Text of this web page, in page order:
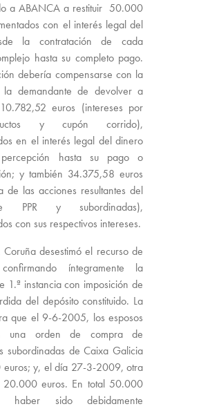
a ABANCA a restituir 50.000
con el interés legal del
la contratación de cada
hasta su completo pago.
debería compensarse con la
la demandante de devolver a
euros (intereses por
y cupón corrido),
en el interés legal del dinero
hasta su pago o
y también 34.375,58 euros
de las acciones resultantes del
PPR y subordinadas),
con sus respectivos intereses.
desestimó el recurso de
íntegramente la
1.ª instancia con imposición de
del depósito constituido. La
que el 9-6-2005, los esposos
una orden de compra de
subordinadas de Caixa Galicia
y, el día 27-3-2009, otra
20.000 euros. En total 50.000
haber sido debidamente